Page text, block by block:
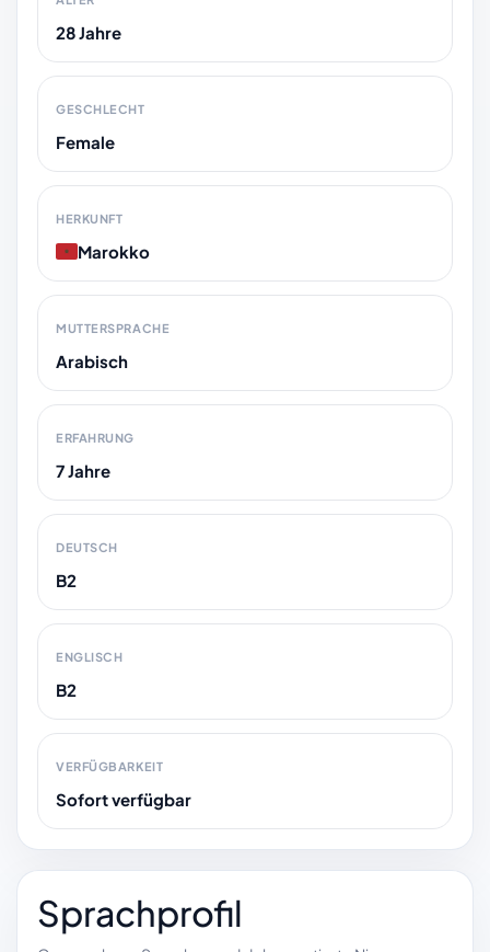
28 Jahre
GESCHLECHT
Female
HERKUNFT
Marokko
MUTTERSPRACHE
Arabisch
ERFAHRUNG
7 Jahre
DEUTSCH
B2
ENGLISCH
B2
VERFÜGBARKEIT
Sofort verfügbar
Sprachprofil